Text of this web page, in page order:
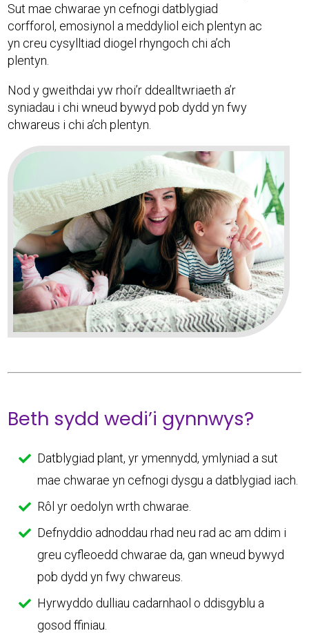
Sut mae chwarae yn cefnogi datblygiad
corfforol, emosiynol a meddyliol eich plentyn ac
yn creu cysylltiad diogel rhyngoch chi a’ch
plentyn.
Nod y gweithdai yw rhoi’r ddealltwriaeth a’r
syniadau i chi wneud bywyd pob dydd yn fwy
chwareus i chi a’ch plentyn.
Beth sydd wedi’i gynnwys?
Datblygiad plant, yr ymennydd, ymlyniad a sut
mae chwarae yn cefnogi dysgu a datblygiad iach.
Rôl yr oedolyn wrth chwarae.
Defnyddio adnoddau rhad neu rad ac am ddim i
greu cyfleoedd chwarae da, gan wneud bywyd
pob dydd yn fwy chwareus.
Hyrwyddo dulliau cadarnhaol o ddisgyblu a
gosod ffiniau.